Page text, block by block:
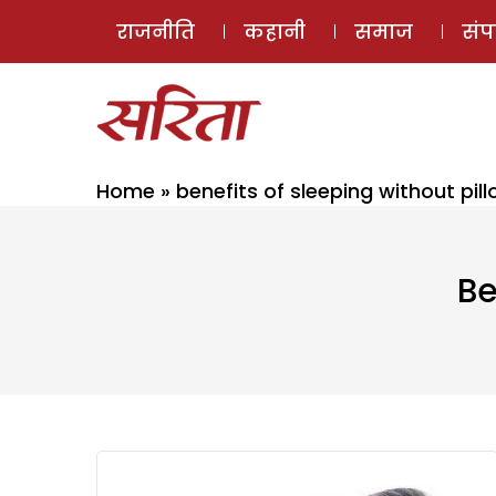
राजनीति कहानी समाज
Home » benefits of sleeping without